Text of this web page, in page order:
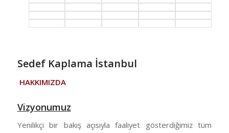
Sedef Kaplama İstanbul
HAKKIMIZDA
Vizyonumuz
Yenilikçi bir bakış açısıyla faaliyet gösterdiğimiz tüm